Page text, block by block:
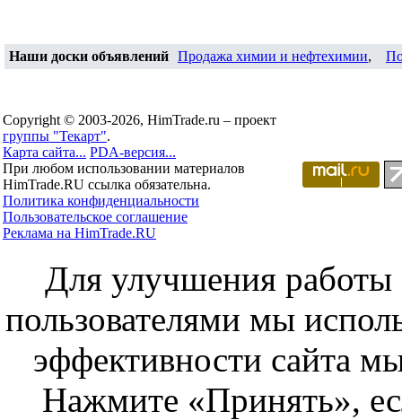
Наши доски объявлений Продажа химии и нефтехимии,
Copyright © 2003-2026, HimTrade.ru – проект
группы "Текарт".
Карта сайта... PDA-версия...
При любом использовании материалов
HimTrade.RU ссылка обязательна.
Политика конфиденциальности
Пользовательское соглашение
Реклама на HimTrade.RU
Для улучшения работы
пользователями мы
эффективности сайта
Нажмите «Принять»,